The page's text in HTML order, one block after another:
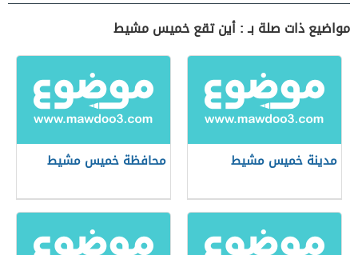
مواضيع ذات صلة بـ : أين تقع خميس مشيط
مدينة خميس مشيط محافظة خميس مشيط